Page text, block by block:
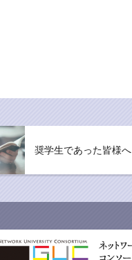
奨学生であった皆様へ